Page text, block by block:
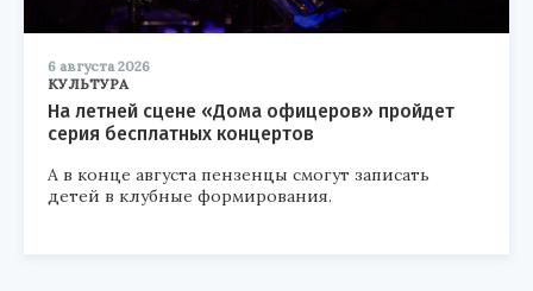
6 августа 2026
КУЛЬТУРА
На летней сцене «Дома офицеров» пройдет
серия бесплатных концертов
А в конце августа пензенцы смогут записать
детей в клубные формирования.